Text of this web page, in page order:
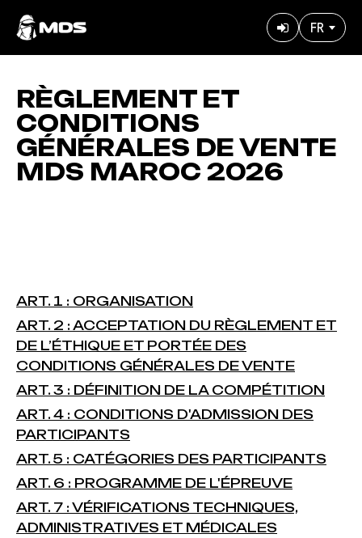
User
FR
RÈGLEMENT ET
CONDITIONS
GÉNÉRALES DE VENTE
MDS MAROC 2026
ART. 1 : ORGANISATION
ART. 2 : ACCEPTATION DU RÈGLEMENT ET
DE L’ÉTHIQUE ET PORTÉE DES
CONDITIONS GÉNÉRALES DE VENTE
ART. 3 : DÉFINITION DE LA COMPÉTITION
ART. 4 : CONDITIONS D'ADMISSION DES
PARTICIPANTS
ART. 5 : CATÉGORIES DES PARTICIPANTS
ART. 6 : PROGRAMME DE L'ÉPREUVE
ART. 7 : VÉRIFICATIONS TECHNIQUES,
ADMINISTRATIVES ET MÉDICALES